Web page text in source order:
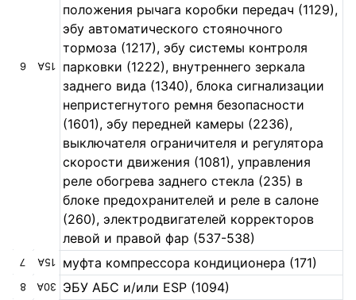
6 15А
положения рычага коробки передач (1129),
эбу автоматического стояночного
тормоза (1217), эбу системы контроля
парковки (1222), внутреннего зеркала
заднего вида (1340), блока сигнализации
непристегнутого ремня безопасности
(1601), эбу передней камеры (2236),
выключателя ограничителя и регулятора
скорости движения (1081), управления
реле обогрева заднего стекла (235) в
блоке предохранителей и реле в салоне
(260), электродвигателей корректоров
левой и правой фар (537-538)
7 15А муфта компрессора кондиционера (171)
8 30А ЭБУ АБС и/или ESP (1094)